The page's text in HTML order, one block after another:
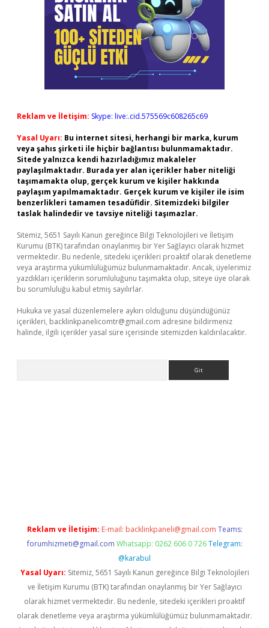
Reklam ve İletişim: Skype: live:.cid.575569c608265c69
Yasal Uyarı: Bu internet sitesi, herhangi bir marka, kurum
veya şahıs şirketi ile hiçbir bağlantısı bulunmamaktadır.
Sitede yalnızca kendi hazırladığımız makaleler
paylaşılmaktadır. Burada yer alan içerikler haber niteliği
taşımamakta olup, gerçek kurum ve kişiler hakkında
paylaşım yapılmamaktadır. Gerçek kurum ve kişiler ile isim
benzerlikleri tamamen tesadüfidir. Sitemizdeki bilgiler
taslak halindedir ve tavsiye niteliği taşımazlar.
Sitemiz, 5651 Sayılı Kanun gereğince Bilgi Teknolojileri ve İletişim
Kurumu (BTK) tarafından onaylanmış bir Yer Sağlayıcı olarak hizmet
vermektedir. Bu nedenle, sitedeki içerikleri proaktif olarak denetleme
veya araştırma yükümlülüğümüz bulunmamaktadır. Ancak, üyelerimiz
yazdıkları içeriklerin sorumluluğunu taşımakta olup, siteye üye olarak
bu sorumluluğu kabul etmiş sayılırlar.
Hukuka ve yasal düzenlemelere aykırı olduğunu düşündüğünüz
içerikleri, backlinkpanelicomtr@gmail.com adresine bildirmeniz
halinde, ilgili içerikler yasal süre içerisinde sitemizden kaldırılacaktır.
Reklam ve İletişim: E-mail: backlinkpaneli@gmail.com Teams:
forumhizmeti@gmail.com Whatsapp: 0262 606 0 726 Telegram:
@karabul
Yasal Uyarı: Sitemiz, 5651 Sayılı Kanun gereğince Bilgi Teknolojileri
ve İletişim Kurumu (BTK) tarafından onaylanmış bir Yer Sağlayıcı
olarak hizmet vermektedir. Bu nedenle, sitedeki içerikleri proaktif
olarak denetleme veya araştırma yükümlülüğümüz bulunmamaktadır.